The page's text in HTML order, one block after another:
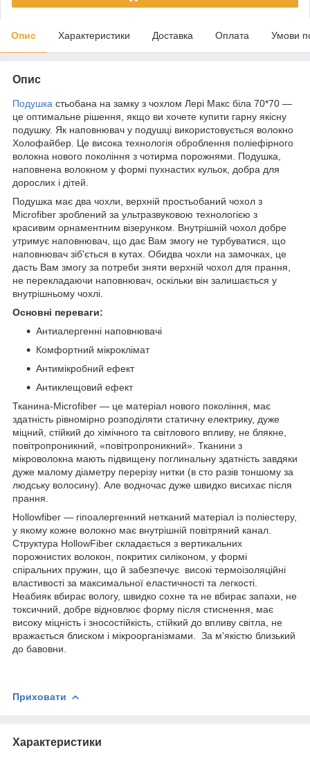
Опис Характеристики Доставка Оплата Умови
Опис
Подушка стьобана на замку з чохлом Лері Макс біла 70*70 —
це оптимальне рішення, якщо ви хочете купити гарну якісну
подушку. Як наповнювач у подушці використовується волокно
Холофайбер. Це висока технологія оброблення поліефірного
волокна нового покоління з чотирма порожнями. Подушка,
наповнена волокном у формі пухнастих кульок, добра для
дорослих і дітей.
Подушка має два чохли, верхній простьобаний чохол з
Miсrofiber зроблений за ультразвуковою технологією з
красивим орнаментним візерунком. Внутрішній чохол добре
утримує наповнювач, що дає Вам змогу не турбуватися, що
наповнювач зіб'ється в кутах. Обидва чохли на замочках, це
дасть Вам змогу за потреби зняти верхній чохол для прання,
не перекладаючи наповнювач, оскільки він залишається у
внутрішньому чохлі.
Основні переваги:
Антиалергенні наповнювачі
Комфортний мікроклімат
Антимікробний ефект
Антиклещовий ефект
Тканина-Microfiber — це матеріал нового покоління, має
здатність рівномірно розподіляти статичну електрику, дуже
міцний, стійкий до хімічного та світлового впливу, не блякне,
повітропроникний, «повітропроникний». Тканини з
мікроволокна мають підвищену поглинальну здатність завдяки
дуже малому діаметру перерізу нитки (в сто разів тоншому за
людську волосину). Але водночас дуже швидко висихає після
прання.
Hollowfiber — гіпоалергенний нетканий матеріал із поліестеру,
у якому кожне волокно має внутрішній повітряний канал.
Структура HollowFiber складається з вертикальних
порожнистих волокон, покритих силіконом, у формі
спіральних пружин, що й забезпечує високі термоізоляційні
властивості за максимальної еластичності та легкості.
Неабияк вбирає вологу, швидко сохне та не вбирає запахи, не
токсичний, добре відновлює форму після стиснення, має
високу міцність і зносостійкість, стійкий до впливу світла, не
вражається блиском і мікроорганізмами. За м'якістю близький
до бавовни.
Приховати
Характеристики